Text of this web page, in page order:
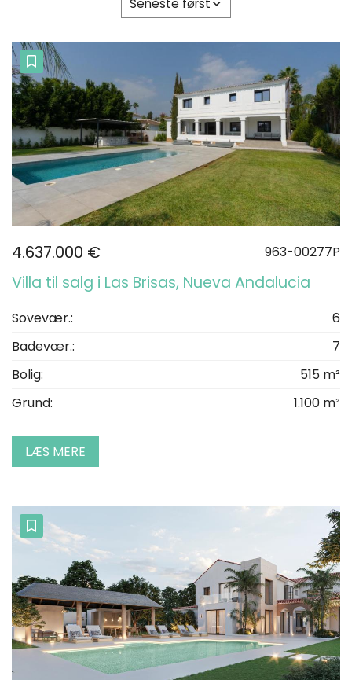
Seneste først
4.637.000 € 963-00277P
Villa til salg i Las Brisas, Nueva Andalucia
Sovevær.:
6
Badevær.:
7
Bolig:
515 m²
Grund:
1.100 m²
LÆS MERE